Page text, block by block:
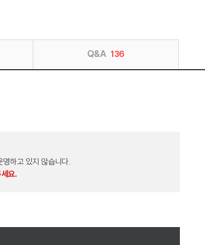
Q&A 136
하고 있지 않습니다.
요.